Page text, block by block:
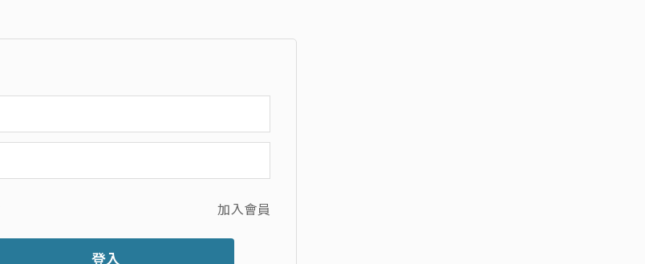
加入會員